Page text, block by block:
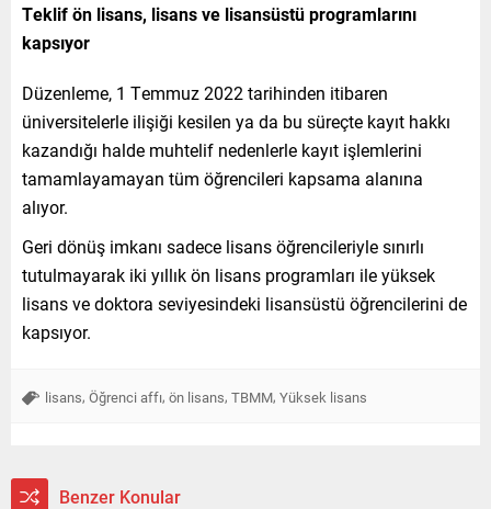
Teklif ön lisans, lisans ve lisansüstü programlarını
kapsıyor
Düzenleme, 1 Temmuz 2022 tarihinden itibaren
üniversitelerle ilişiği kesilen ya da bu süreçte kayıt hakkı
kazandığı halde muhtelif nedenlerle kayıt işlemlerini
tamamlayamayan tüm öğrencileri kapsama alanına
alıyor.
Geri dönüş imkanı sadece lisans öğrencileriyle sınırlı
tutulmayarak iki yıllık ön lisans programları ile yüksek
lisans ve doktora seviyesindeki lisansüstü öğrencilerini de
kapsıyor.
lisans, Öğrenci affı, ön lisans, TBMM, Yüksek lisans
Benzer Konular